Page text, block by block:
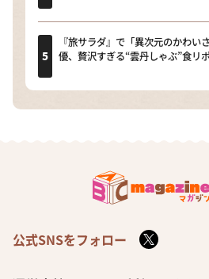
『旅サラダ』で「異次元のかわい
優、贅沢すぎる“雲丹しゃぶ”食リ
公式SNSをフォロー